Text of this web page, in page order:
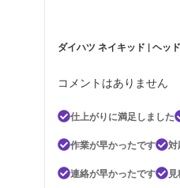
ダイハツ ネイキッド | ヘッ
コメントはありません
仕上がりに満足しました
作業が早かったです
対
連絡が早かったです